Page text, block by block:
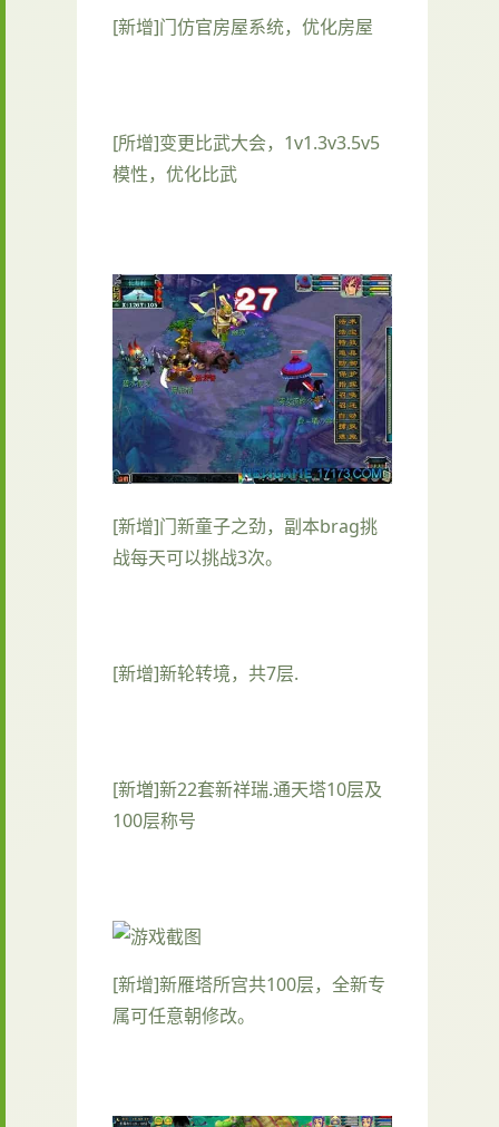
[新增]门仿官房屋系统，优化房屋
[所增]变更比武大会，1v1.3v3.5v5
模性，优化比武
[新增]门新童子之劲，副本brag挑
战每天可以挑战3次。
[新增]新轮转境，共7层.
[新増]新22套新祥瑞.通天塔10层及
100层称号
[新增]新雁塔所宫共100层，全新专
属可任意朝修改。